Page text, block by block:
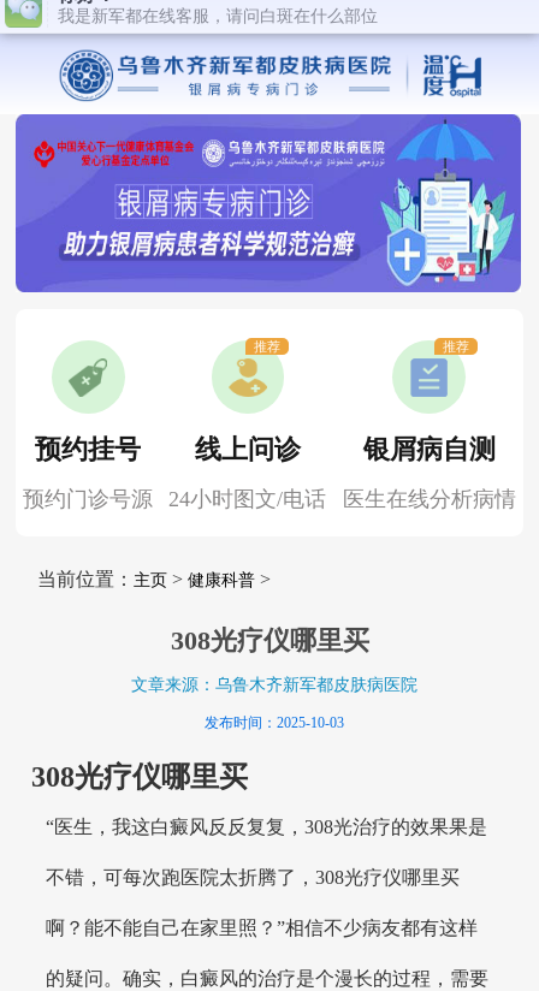
预约挂号
预约门诊号源
线上问诊
24小时图文/电话
推荐
银屑病自测
医生在线分析病情
推荐
当前位置： 主页> 健康科普>
308光疗仪哪里买
文章来源：乌鲁木齐新军都皮肤病医院
发布时间：2025-10-03
308光疗仪哪里买
“医生，我这白癜风反反复复，308光治疗的效果果是
不错，可每次跑医院太折腾了，308光疗仪哪里买
啊？能不能自己在家里照？”相信不少病友都有这样
的疑问。确实，白癜风的治疗是个漫长的过程，需要